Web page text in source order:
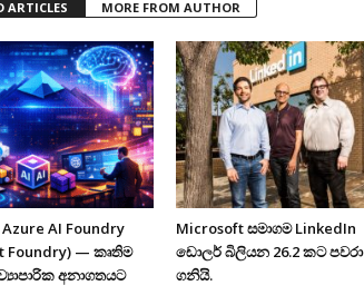
ARTICLES MORE FROM AUTHOR
AI Foundry
Foundry) — කෘතිම
අනාගතයට
Microsoft සමාගම LinkedIn
ඩොලර් බිලියන 26.2 කට පවරා
ගනියි.